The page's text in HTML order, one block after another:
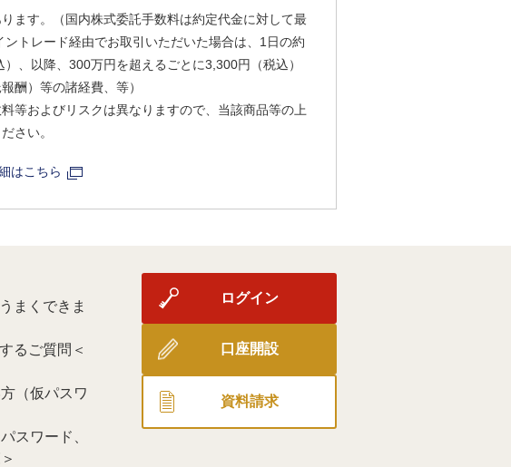
ます。（国内株式委託手数料は約定代金に対して最
トレード経由でお取引いただいた場合は、1日の約
、以降、300万円を超えるごとに3,300円（税込）
酬）等の諸経費、等）
等およびリスクは異なりますので、当該商品等の上
さい。
はこちら
まくできま
るご質問＜
（仮パスワ
スワード、
ログイン
口座開設
資料請求